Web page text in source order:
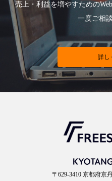
売上・利益を増やすための
一度ご相
詳し
〒629-3410 京都府京